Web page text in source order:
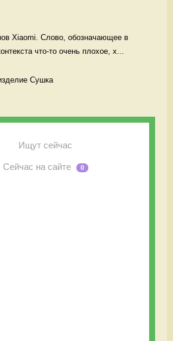
Xiaomi. Слово, обозначающее в
что-то очень плохое, х...
Сушка
Ищут сейчас
Сейчас на сайте 0